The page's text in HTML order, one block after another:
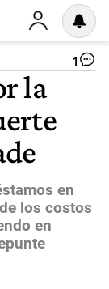
1
la
en
los costos
en